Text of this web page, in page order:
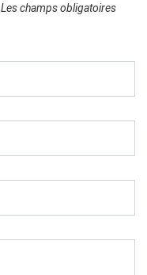
Les champs obligatoires